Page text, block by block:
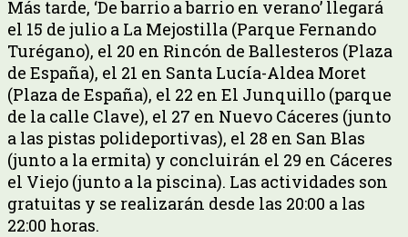
Más tarde, ‘De barrio a barrio en verano’ llegará
el 15 de julio a La Mejostilla (Parque Fernando
Turégano), el 20 en Rincón de Ballesteros (Plaza
de España), el 21 en Santa Lucía-Aldea Moret
(Plaza de España), el 22 en El Junquillo (parque
de la calle Clave), el 27 en Nuevo Cáceres (junto
a las pistas polideportivas), el 28 en San Blas
(junto a la ermita) y concluirán el 29 en Cáceres
el Viejo (junto a la piscina). Las actividades son
gratuitas y se realizarán desde las 20:00 a las
22:00 horas.